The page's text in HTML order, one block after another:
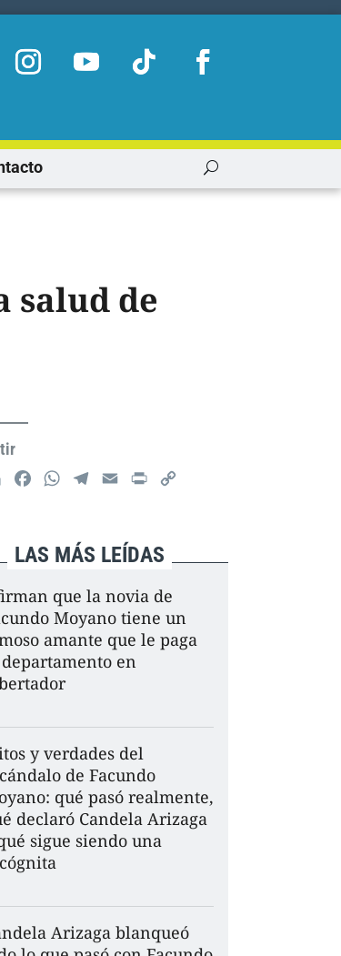
salud de
e
n
e
b
o
k
W
t
s
p
e
g
a
i
l
n
t
L
LAS MÁS LEÍDAS
que la novia de
Moyano tiene un
amante que le paga
en
y verdades del
de Facundo
qué pasó realmente,
declaró Candela Arizaga
sigue siendo una
Arizaga blanqueó